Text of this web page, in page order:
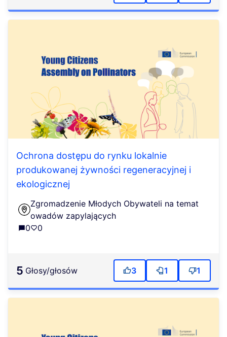
Ochrona dostępu do rynku lokalnie
produkowanej żywności regeneracyjnej i
ekologicznej
Zgromadzenie Młodych Obywateli na temat
owadów zapylających
0
0
5 głosy/głosów 3 1 1